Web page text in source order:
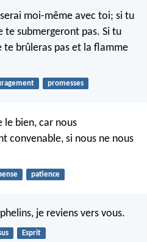
moi-même avec toi; si tu
te submergeront pas. Si tu
te brûleras pas et la flamme
promesses
le bien, car nous
convenable, si nous ne nous
patience
je reviens vers vous.
Esprit